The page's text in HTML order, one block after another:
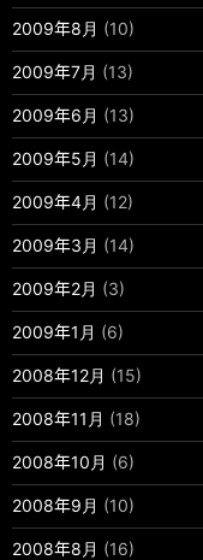
2009年8月 (10)
2009年7月 (13)
2009年6月 (13)
2009年5月 (14)
2009年4月 (12)
2009年3月 (14)
2009年2月 (3)
2009年1月 (6)
2008年12月 (15)
2008年11月 (18)
2008年10月 (6)
2008年9月 (10)
2008年8月 (16)